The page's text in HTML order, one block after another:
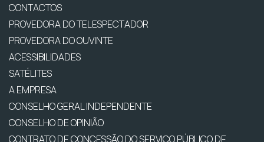
CONTACTOS
PROVEDORA DO TELESPECTADOR
PROVEDORA DO OUVINTE
ACESSIBILIDADES
SATÉLITES
A EMPRESA
CONSELHO GERAL INDEPENDENTE
CONSELHO DE OPINIÃO
CONTRATO DE CONCESSÃO DO SERVIÇO PÚBLICO DE